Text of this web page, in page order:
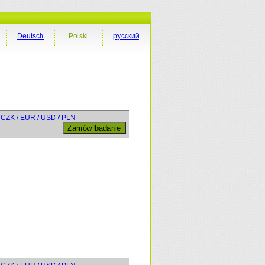
русский
Polski
Deutsch
CZK / EUR / USD / PLN